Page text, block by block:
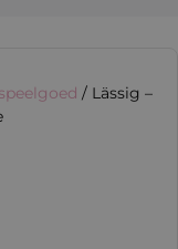
/ Lässig –